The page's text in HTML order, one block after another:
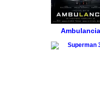
Ambulancia